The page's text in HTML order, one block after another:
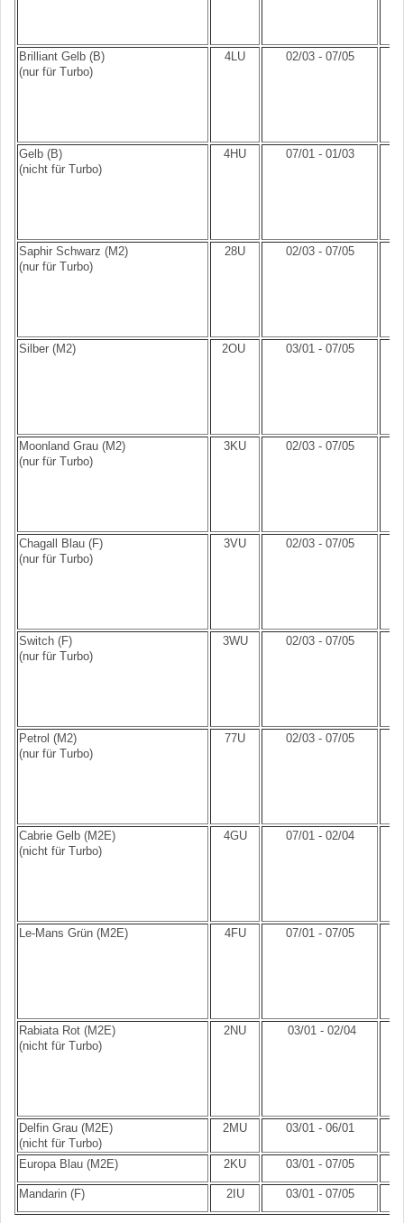
Brilliant Gelb (B)
(nur für Turbo)
4LU 02/03 - 07/05
Gelb (B)
(nicht für Turbo)
4HU 07/01 - 01/03
Saphir Schwarz (M2)
(nur für Turbo)
28U 02/03 - 07/05
Silber (M2) 2OU 03/01 - 07/05
Moonland Grau (M2)
(nur für Turbo)
3KU 02/03 - 07/05
Chagall Blau (F)
(nur für Turbo)
3VU 02/03 - 07/05
Switch (F)
(nur für Turbo)
3WU 02/03 - 07/05
Petrol (M2)
(nur für Turbo)
77U 02/03 - 07/05
Cabrie Gelb (M2E)
(nicht für Turbo)
4GU 07/01 - 02/04
Le-Mans Grün (M2E) 4FU 07/01 - 07/05
Rabiata Rot (M2E)
(nicht für Turbo)
2NU 03/01 - 02/04
Delfin Grau (M2E)
(nicht für Turbo)
2MU 03/01 - 06/01
Europa Blau (M2E) 2KU 03/01 - 07/05
Mandarin (F) 2IU 03/01 - 07/05